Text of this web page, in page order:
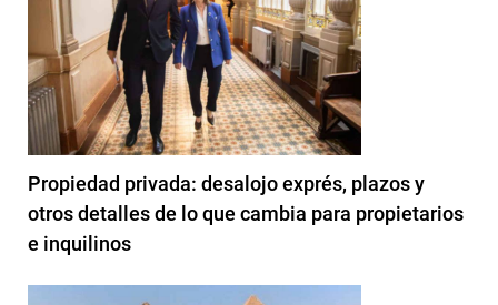
Propiedad privada: desalojo exprés, plazos y
otros detalles de lo que cambia para propietarios
e inquilinos